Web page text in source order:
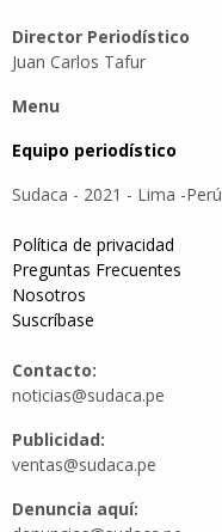
Director Periodístico
Juan Carlos Tafur
Menu
Equipo periodístico
Sudaca - 2021 - Lima -Perú
Política de privacidad
Preguntas Frecuentes
Nosotros
Suscríbase
Contacto:
noticias@sudaca.pe
Publicidad:
ventas@sudaca.pe
Denuncia aquí: